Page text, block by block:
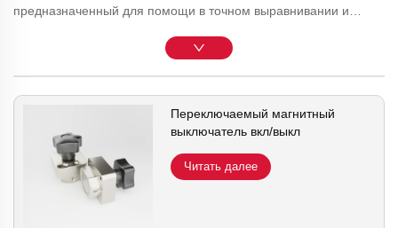
предназначенный для помощи в точном выравнивании и
позиционировании металлоконструкций во время сварочных
процессов. Благодаря мощным магнитам этот инструмент
различными углами, позволяя сварщикам получать точные и
устойчивые конфигурации соединений. Сварочные магниты
незаменимы для обеспечения равномерных швов, повышения
эффективности и поддержания последовательности в
Переключаемый магнитный
выключатель вкл/выкл
Читать далее